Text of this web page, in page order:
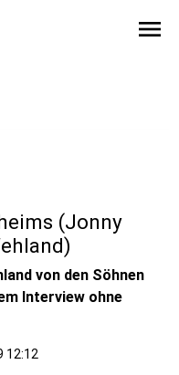
menu
(Jonny
von den Söhnen
Interview ohne
12:12